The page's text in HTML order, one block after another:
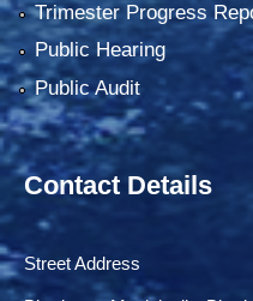
Trimester Progress
Public Hearing
Public Audit
Contact Details
Street Address